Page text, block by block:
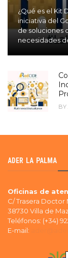
¿Qué es el Kit
iniciativa del
de soluciones
necesidades
BY
ADER LA PALMA
Oficinas de
C/ Trasera Doctor
38730 Villa de
Teléfonos: (+34)
E-mail: